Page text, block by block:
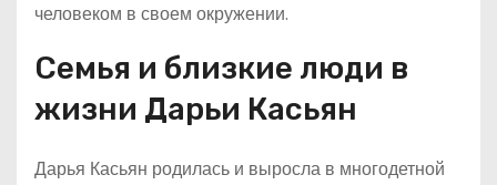
человеком в своем окружении.
Семья и близкие люди в
жизни Дарьи Касьян
Дарья Касьян родилась и выросла в многодетной